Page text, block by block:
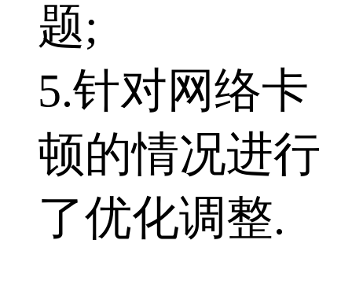
题;
5.针对网络卡
顿的情况进行
了优化调整.